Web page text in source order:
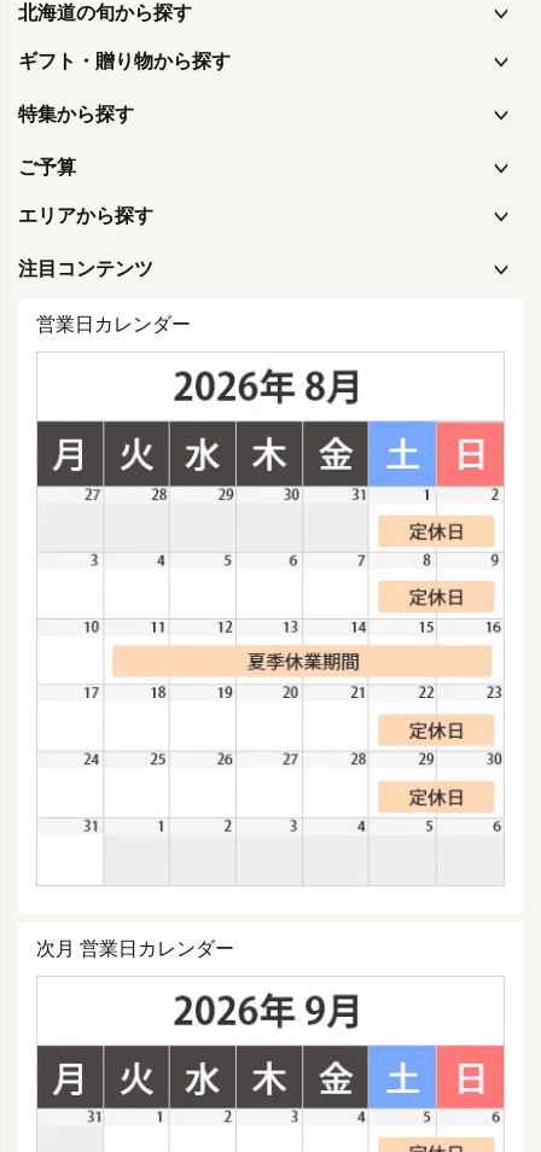
北海道の旬から探す
ギフト・贈り物から探す
特集から探す
ご予算
エリアから探す
注目コンテンツ
営業日カレンダー
次月 営業日カレンダー